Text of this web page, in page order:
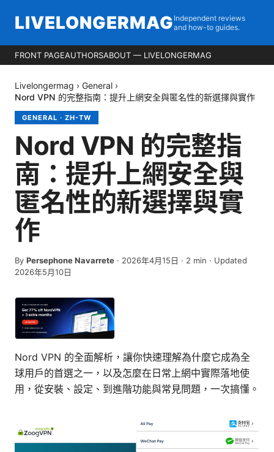
LIVELONGERMAG Independent reviews
and how-to guides.
FRONT PAGEAUTHORSABOUT — LIVELONGERMAG
Livelongermag › General ›
Nord VPN 的完整指南：提升上網安全與匿名性的新選擇與實作
GENERAL · ZH-TW
Nord VPN 的完整指
南：提升上網安全與
匿名性的新選擇與實
作
By Persephone Navarrete · 2026年4月15日 · 2 min · Updated
2026年5月10日
Nord VPN 的全面解析，讓你快速理解為什麼它成為全
球用戶的首選之一，以及怎麼在日常上網中實際落地使
用，從安裝、設定、到進階功能與常見問題，一次搞懂。